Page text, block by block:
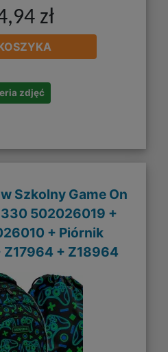
zł
zdjęć
Szkolny Game On
502026019 +
+ Piórnik
+ Z18964